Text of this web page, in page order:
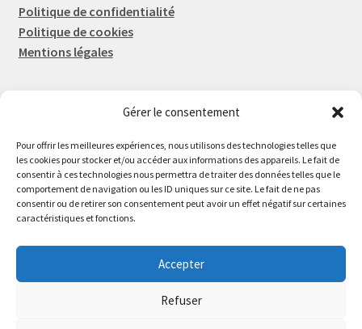
Gérer le consentement
Pour offrir les meilleures expériences, nous utilisons des technologies telles que
les cookies pour stocker et/ou accéder aux informations des appareils. Le fait de
consentir à ces technologies nous permettra de traiter des données telles que le
comportement de navigation ou les ID uniques sur ce site. Le fait de ne pas
consentir ou de retirer son consentement peut avoir un effet négatif sur certaines
caractéristiques et fonctions.
Accepter
Refuser
Politique de confidentialité
Politique de cookies
Mentions légales
Eric FORTIER EI
16 Rue de l'Espérance
14600 Honfleur
02 61 82 01 89